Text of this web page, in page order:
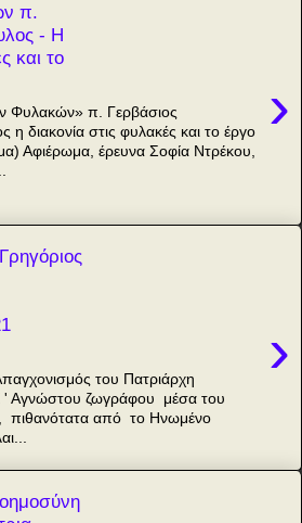
π.
- Η
και το
›
Φυλακών» π. Γερβάσιος
η διακονία στις φυλακές και το έργο
Αφιέρωμα, έρευνα Σοφία Ντρέκου,
›
του Πατριάρχη
' Αγνώστου ζωγράφου μέσα του
πιθανότατα από το Ηνωμένο